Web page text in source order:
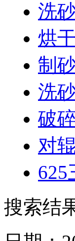
洗
烘
制
洗
破
对
625
搜索结